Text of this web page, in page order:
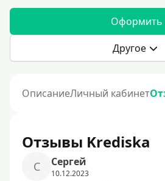
Оформить
Другое
ОписаниеЛичный кабинет
Отзывы Krediska
С Сергей
10.12.2023